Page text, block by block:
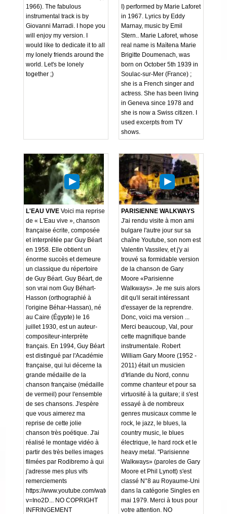
1966). The fabulous
instrumental track is by
Giovanni Marradi. I hope you
will enjoy my version. I
would like to dedicate it to all
my lonely friends around the
world. Let's be lonely
together ;)
I) performed by Marie Laforet
in 1967. Lyrics by Eddy
Marnay, music by Emil
Stern.. Marie Laforet, whose
real name is Maïtena Marie
Brigitte Doumenach, was
born on October 5th 1939 in
Soulac-sur-Mer (France) ;
she is a French singer and
actress. She has been living
in Geneva since 1978 and
she is now a Swiss citizen. I
used excerpts from TV
shows.
L'EAU VIVE Voici ma reprise
de « L'Eau vive », chanson
française écrite, composée
et interprétée par Guy Béart
en 1958. Elle obtient un
énorme succès et demeure
un classique du répertoire
de Guy Béart. Guy Béart, de
son vrai nom Guy Béhart-
Hasson (orthographié à
l'origine Béhar-Hassan), né
au Caire (Égypte) le 16
juillet 1930, est un auteur-
compositeur-interprète
français. En 1994, Guy Béart
est distingué par l'Académie
française, qui lui décerne la
grande médaille de la
chanson française (médaille
de vermeil) pour l'ensemble
de ses chansons. J'espère
que vous aimerez ma
reprise de cette jolie
chanson très poétique. J'ai
réalisé le montage vidéo à
partir des très belles images
filmées par Rodibremo à qui
j'adresse mes plus vifs
remerciements
https://www.youtube.com/watch?
v=Ino2D... NO COPRIGHT
INFRINGEMENT
PARISIENNE WALKWAYS
J'ai rendu visite à mon ami
bulgare l'autre jour sur sa
chaîne Youtube, son nom est
Valentin Vassilev, et j'y ai
trouvé sa formidable version
de la chanson de Gary
Moore «Parisienne
Walkways». Je me suis alors
dit qu'il serait intéressant
d'essayer de la reprendre.
Donc, voici ma version ...
Merci beaucoup, Val, pour
cette magnifique bande
instrumentale. Robert
William Gary Moore (1952 -
2011) était un musicien
d'Irlande du Nord, connu
comme chanteur et pour sa
virtuosité à la guitare; il s'est
essayé à de nombreux
genres musicaux comme le
rock, le jazz, le blues, la
country music, le blues
électrique, le hard rock et le
heavy metal. "Parisienne
Walkways» (paroles de Gary
Moore et Phil Lynott) s'est
classé N°8 au Royaume-Uni
dans la catégorie Singles en
mai 1979. Merci à tous pour
votre attention. NO